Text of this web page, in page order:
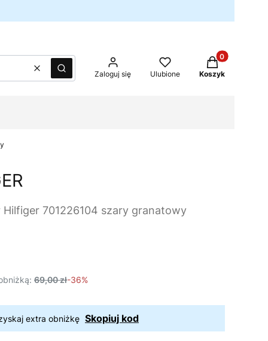
WyczyśćSzukaj Zaloguj się Ulubione
Produkty w
Koszyk
701226104 szary granatowy
69,00 zł-36%
extra obniżkę Skopiuj kod